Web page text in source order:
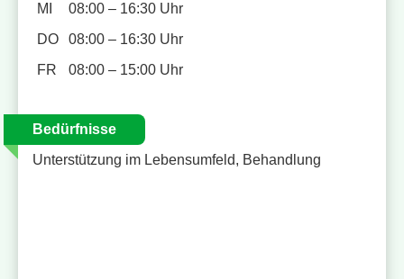
MI
08:00 – 16:30 Uhr
DO
08:00 – 16:30 Uhr
FR
08:00 – 15:00 Uhr
Bedürfnisse
Unterstützung im Lebensumfeld, Behandlung